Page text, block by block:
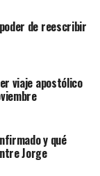
de reescribir
viaje apostólico
y qué
Jorge